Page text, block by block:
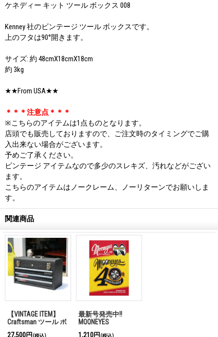
ケネディー キット ツール ボックス 008
Kenney 社のビンテージ ツール ボックスです。
上のフタは90°開きます。
サイズ: 約 48cmX18cmX18cm
約 3kg
★★From USA★★
＊＊＊注意点＊＊＊
※こちらのアイテムは1点ものとなります。
店頭でも販売しておりますので、ご注文時のタイミングでご購
入出来ない場合がございます。
予めご了承ください。
ビンテージ アイテムなので多少のスレキズ、汚れなどがござい
ます。
こちらのアイテムはノークレーム、ノーリターンでお願いしま
す。
関連商品
【VINTAGE ITEM】
Craftsman ツール ボ
27,500円 (税込)
最新号発売中!!
MQQNEYES
1,210円 (税込)